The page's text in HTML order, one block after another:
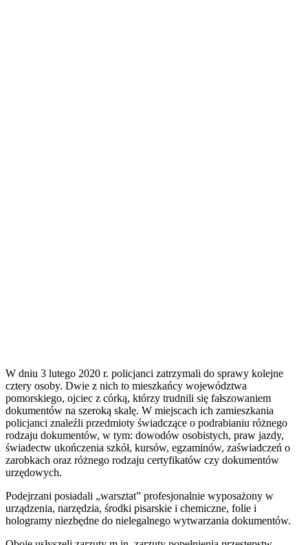
W dniu 3 lutego 2020 r. policjanci zatrzymali do sprawy kolejne
cztery osoby. Dwie z nich to mieszkańcy województwa
pomorskiego, ojciec z córką, którzy trudnili się fałszowaniem
dokumentów na szeroką skalę. W miejscach ich zamieszkania
policjanci znaleźli przedmioty świadczące o podrabianiu różnego
rodzaju dokumentów, w tym: dowodów osobistych, praw jazdy,
świadectw ukończenia szkół, kursów, egzaminów, zaświadczeń o
zarobkach oraz różnego rodzaju certyfikatów czy dokumentów
urzędowych.
Podejrzani posiadali „warsztat” profesjonalnie wyposażony w
urządzenia, narzędzia, środki pisarskie i chemiczne, folie i
hologramy niezbędne do nielegalnego wytwarzania dokumentów.